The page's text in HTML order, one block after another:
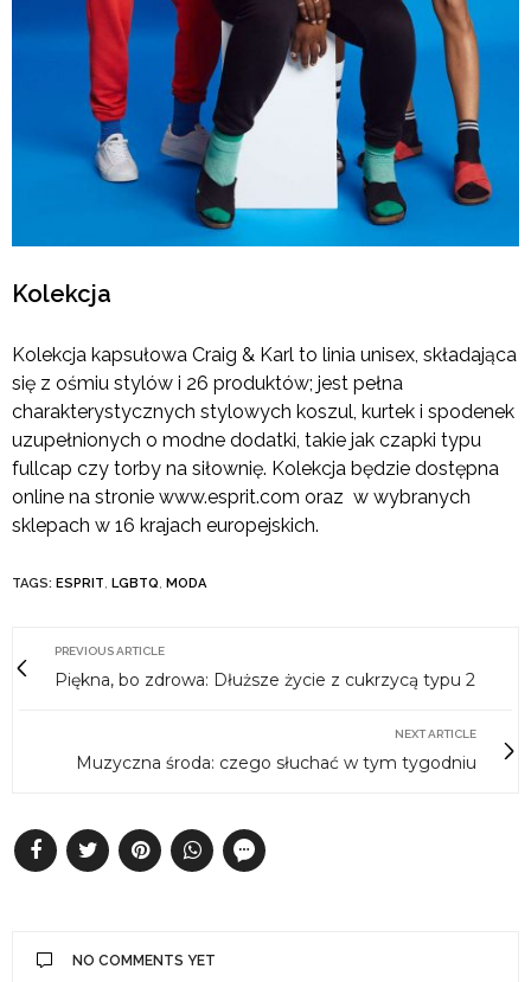
Kolekcja
Kolekcja kapsułowa Craig & Karl to linia unisex, składająca
się z ośmiu stylów i 26 produktów; jest pełna
charakterystycznych stylowych koszul, kurtek i spodenek
uzupełnionych o modne dodatki, takie jak czapki typu
fullcap czy torby na siłownię. Kolekcja będzie dostępna
online na stronie www.esprit.com oraz w wybranych
sklepach w 16 krajach europejskich.
TAGS: ESPRIT, LGBTQ, MODA
PREVIOUS ARTICLE
Piękna, bo zdrowa: Dłuższe życie z cukrzycą typu 2
NEXT ARTICLE
Muzyczna środa: czego słuchać w tym tygodniu
NO COMMENTS YET